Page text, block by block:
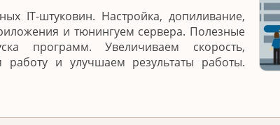
IT-штуковин. Настройка, допиливание,
и тюнингуем сервера. Полезные
программ. Увеличиваем скорость,
работу и улучшаем результаты работы.